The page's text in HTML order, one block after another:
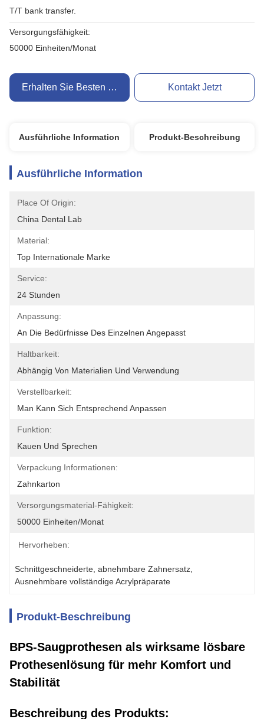
T/T bank transfer.
Versorgungsfähigkeit:
50000 Einheiten/Monat
Erhalten Sie Besten Preis Kontakt Jetzt
Ausführliche Information Produkt-Beschreibung
Ausführliche Information
Place Of Origin:
China Dental Lab
Material:
Top Internationale Marke
Service:
24 Stunden
Anpassung:
An Die Bedürfnisse Des Einzelnen Angepasst
Haltbarkeit:
Abhängig Von Materialien Und Verwendung
Verstellbarkeit:
Man Kann Sich Entsprechend Anpassen
Funktion:
Kauen Und Sprechen
Verpackung Informationen:
Zahnkarton
Versorgungsmaterial-Fähigkeit:
50000 Einheiten/Monat
Hervorheben:
Schnittgeschneiderte abnehmbare Zahnersatz
Ausnehmbare vollständige Acrylpräparate
Produkt-Beschreibung
BPS-Saugprothesen als wirksame lösbare
Prothesenlösung für mehr Komfort und
Stabilität
Beschreibung des Produkts: